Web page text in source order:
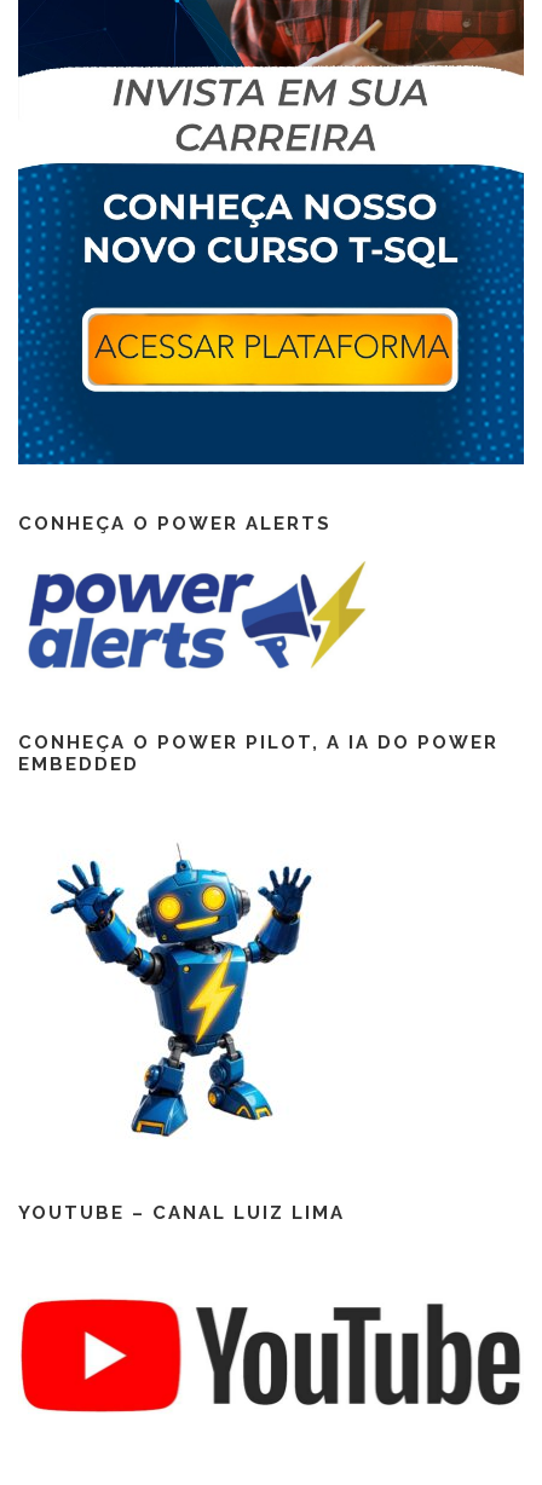
CONHEÇA O POWER ALERTS
CONHEÇA O POWER PILOT, A IA DO POWER
EMBEDDED
YOUTUBE – CANAL LUIZ LIMA